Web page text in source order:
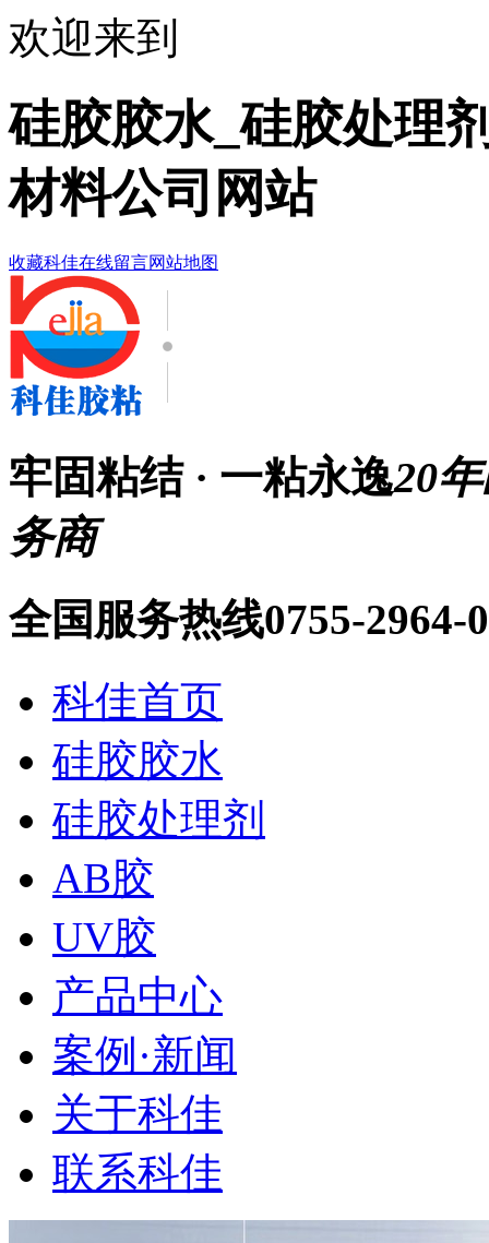
欢迎来到
硅胶胶水_硅胶处理
材料公司网站
收藏科佳在线留言网站地图
牢固粘结 · 一粘永逸20
务商
全国服务热线0755-2964-
科佳首页
硅胶胶水
硅胶处理剂
AB胶
UV胶
产品中心
案例·新闻
关于科佳
联系科佳